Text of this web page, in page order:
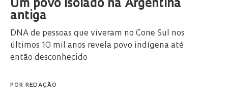
Um povo isolado na Argentina
antiga
DNA de pessoas que viveram no Cone Sul nos
últimos 10 mil anos revela povo indígena até
então desconhecido
POR REDAÇÃO